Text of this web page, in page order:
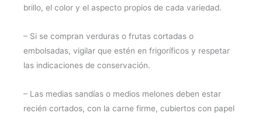
brillo, el color y el aspecto propios de cada variedad.
– Si se compran verduras o frutas cortadas o
embolsadas, vigilar que estén en frigoríficos y respetar
las indicaciones de conservación.
– Las medias sandías o medios melones deben estar
recién cortados, con la carne firme, cubiertos con papel